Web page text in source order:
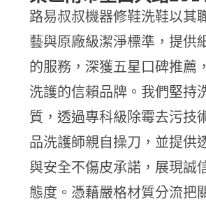
路易叔叔機器修鞋洗鞋以其
藝與原廠級潔淨標準，提供
的服務，深獲五星口碑推薦
洗護的信賴品牌。我們堅持
質，透過專科級除霉去污技
品洗護師親自操刀，並提供
與安全不傷皮承諾，展現誠
態度。憑藉嚴格材質分流把